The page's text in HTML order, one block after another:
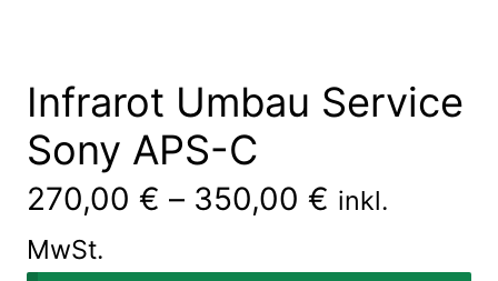
Infrarot Umbau Service
Sony APS-C
270,00 € – 350,00 € inkl.
MwSt.